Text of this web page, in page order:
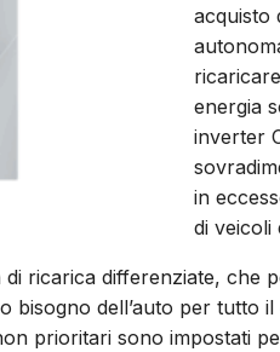
acquisto
energia
inverter
in
di veicoli
di ricarica differenziate, che
bisogno dell’auto per tutto
prioritari sono impostati